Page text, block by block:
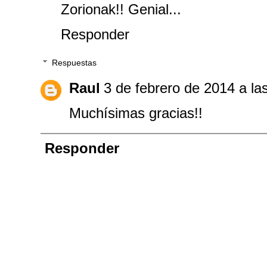
Zorionak!! Genial...
Responder
Respuestas
Raul 3 de febrero de 2014 a
Muchísimas gracias!!
Responder